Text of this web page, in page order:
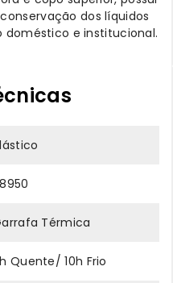
dos líquidos
doméstico e institucional.
Térmica
Quente/ 10h Frio